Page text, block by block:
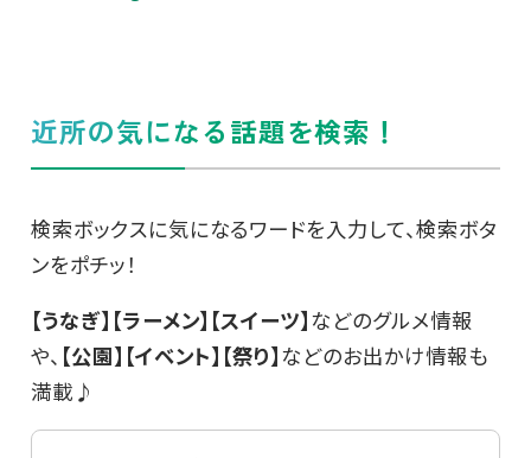
近所の気になる話題を検索！
検索ボックスに気になるワードを入力して、検索ボタ
ンをポチッ！
【うなぎ】【ラーメン】【スイーツ】などのグルメ情報
や、 【公園】【イベント】【祭り】などのお出かけ情報も
満載♪